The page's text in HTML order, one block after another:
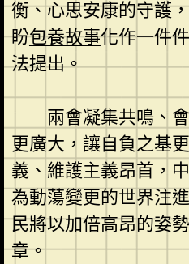
衡、心思安康的守護
盼包養故事化作一件
法提出。
兩會凝集共鳴、
更廣大，讓自負之基
義、維護主義昂首，
為動蕩變更的世界注
民將以加倍高昂的姿
章。